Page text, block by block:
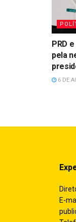
PRD
pela
6 DE
E-